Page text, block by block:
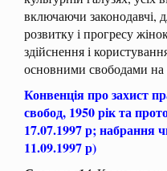
включаючи законодавчі,
розвитку і прогресу
здійснення і
основними свободами на
Конвенція про захист
свобод, 1950 рік та
17.07.1997 р; набрання
11.09.1997 р)